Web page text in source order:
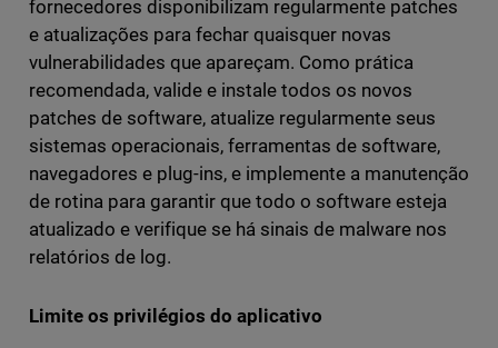
fornecedores disponibilizam regularmente patches
e atualizações para fechar quaisquer novas
vulnerabilidades que apareçam. Como prática
recomendada, valide e instale todos os novos
patches de software, atualize regularmente seus
sistemas operacionais, ferramentas de software,
navegadores e plug-ins, e implemente a manutenção
de rotina para garantir que todo o software esteja
atualizado e verifique se há sinais de malware nos
relatórios de log.
Limite os privilégios do aplicativo